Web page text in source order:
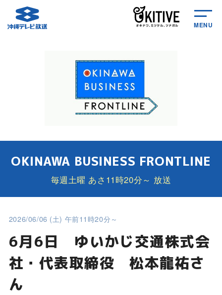
MENU
OKINAWA BUSINESS FRONTLINE
毎週土曜 あさ11時20分～ 放送
2026/06/06 (土) 午前11時20分～
6月6日 ゆいかじ交通株式会
社・代表取締役 松本龍祐さ
ん